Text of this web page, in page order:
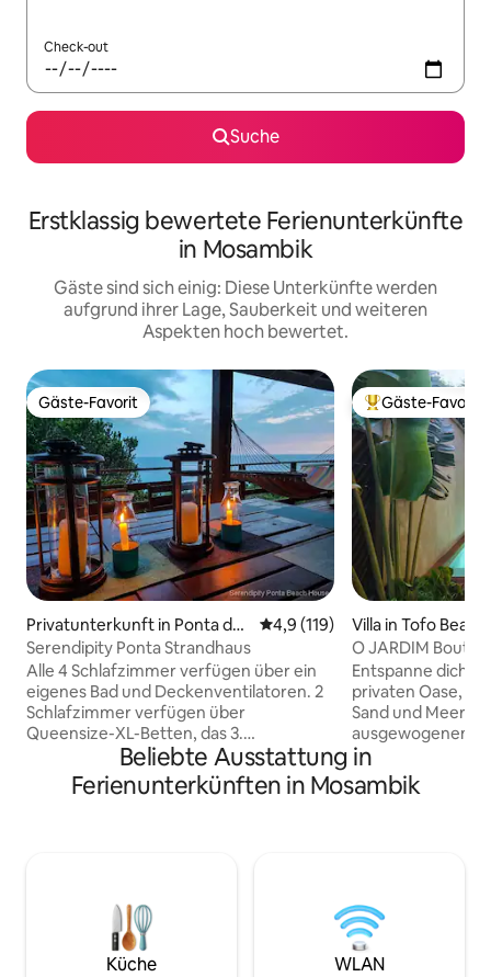
Check-out
Suche
Erstklassig bewertete Ferienunterkünfte
in Mosambik
Gäste sind sich einig: Diese Unterkünfte werden
aufgrund ihrer Lage, Sauberkeit und weiteren
Aspekten hoch bewertet.
Gäste-Favorit
Gäste-Favorit
Privatunterkunft in Ponta do
Ouro
Durchschnittliche Bewertung:
4,9 (119)
Serendipity Ponta Strandhaus
Alle 4 Schlafzimmer verfügen über ein
eigenes Bad und Deckenventilatoren. 2
Schlafzimmer verfügen über
Queensize-XL-Betten, das 3.
Schlafzimmer verfügt über 3
Einzelbetten und das 4. Schlafzimmer
verfügt über ein Queensize-XL-Bett und
Waschmaschine. Safe im
Hauptschlafzimmer. Privater Pool,
Liegestühle und Hängematten.
Abgelegener Braai-Bereich.
Beliebter Gäste-
Gäste-Favorit
Villa in Tofo Beach
O JARDIM
Entspanne dich
privaten Oase,
Sand und Meer
ausgewogenem
Außenbereich ist
durchdacht für
gestaltet. Ideal für einen romantischen
Tauchbecken,
Küche und ein
Balkon im
unseren dichten
Beliebte Ausstattung in
Ferienunterkünften in Mosambik
Küche WLAN